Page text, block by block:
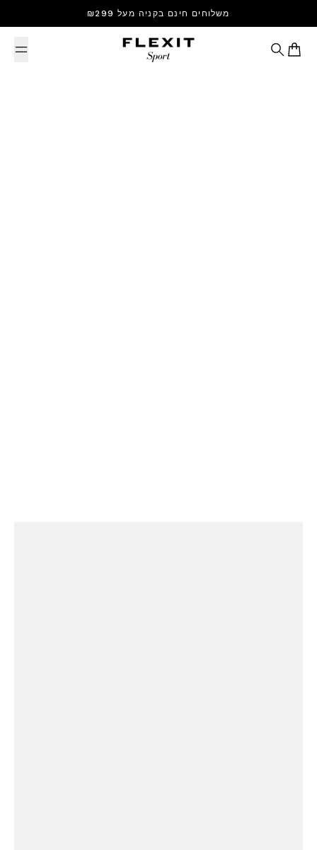
Skip to content משלוחים חינם בקניה מעל ₪299
Search
Cart